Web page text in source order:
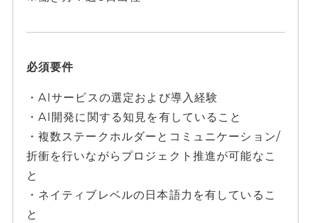
必須要件
・AIサービスの選定および導入経験
・AI開発に関する知見を有していること
・複数ステークホルダーとコミュニケーション/
折衝を行いながらプロジェクト推進が可能なこ
と
・ネイティブレベルの日本語力を有しているこ
と